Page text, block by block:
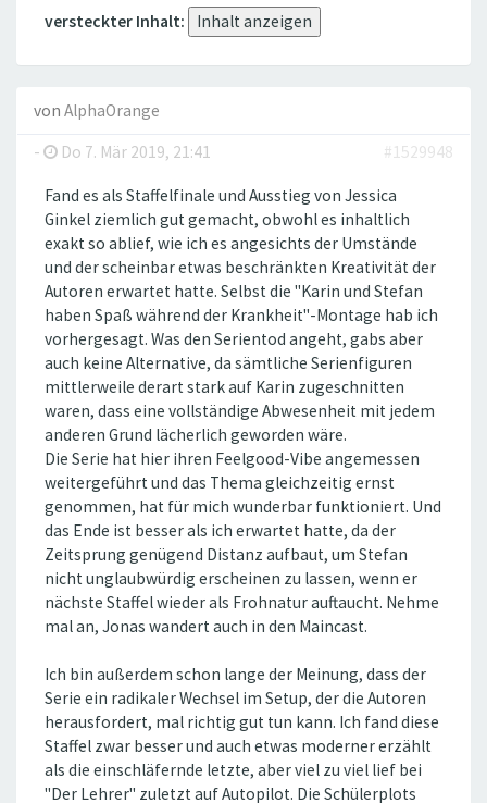
versteckter Inhalt:
von AlphaOrange
-
Do 7. Mär 2019, 21:41 #1529948
Fand es als Staffelfinale und Ausstieg von Jessica
Ginkel ziemlich gut gemacht, obwohl es inhaltlich
exakt so ablief, wie ich es angesichts der Umstände
und der scheinbar etwas beschränkten Kreativität der
Autoren erwartet hatte. Selbst die "Karin und Stefan
haben Spaß während der Krankheit"-Montage hab ich
vorhergesagt. Was den Serientod angeht, gabs aber
auch keine Alternative, da sämtliche Serienfiguren
mittlerweile derart stark auf Karin zugeschnitten
waren, dass eine vollständige Abwesenheit mit jedem
anderen Grund lächerlich geworden wäre.
Die Serie hat hier ihren Feelgood-Vibe angemessen
weitergeführt und das Thema gleichzeitig ernst
genommen, hat für mich wunderbar funktioniert. Und
das Ende ist besser als ich erwartet hatte, da der
Zeitsprung genügend Distanz aufbaut, um Stefan
nicht unglaubwürdig erscheinen zu lassen, wenn er
nächste Staffel wieder als Frohnatur auftaucht. Nehme
mal an, Jonas wandert auch in den Maincast.
Ich bin außerdem schon lange der Meinung, dass der
Serie ein radikaler Wechsel im Setup, der die Autoren
herausfordert, mal richtig gut tun kann. Ich fand diese
Staffel zwar besser und auch etwas moderner erzählt
als die einschläfernde letzte, aber viel zu viel lief bei
"Der Lehrer" zuletzt auf Autopilot. Die Schülerplots